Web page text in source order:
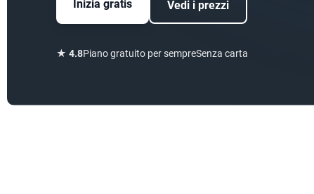
Inizia gratis Vedi i prezzi
★ 4.8Piano gratuito per sempreSenza carta